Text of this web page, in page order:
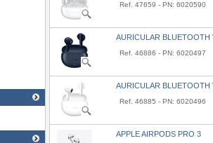
Ref. 47659 - PN: 6020590
AURICULAR BLUETOOTH
Ref. 46886 - PN: 6020497
AURICULAR BLUETOOTH
Ref. 46885 - PN: 6020496
APPLE AIRPODS PRO 3